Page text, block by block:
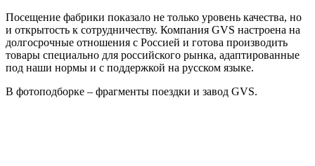
Посещение фабрики показало не только уровень качества, но
и открытость к сотрудничеству. Компания GVS настроена на
долгосрочные отношения с Россией и готова производить
товары специально для российского рынка, адаптированные
под наши нормы и с поддержкой на русском языке.
В фотоподборке – фрагменты поездки и завод GVS.